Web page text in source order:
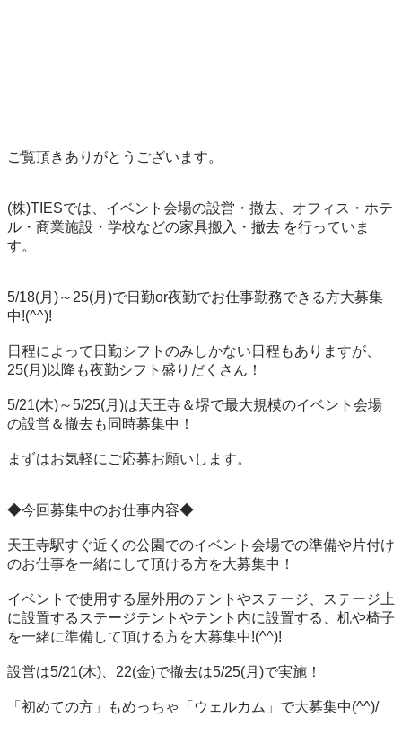
ご覧頂きありがとうございます。
(株)TIESでは、イベント会場の設営・撤去、オフィス・ホテ
ル・商業施設・学校などの家具搬入・撤去 を行っていま
す。
5/18(月)～25(月)で日勤or夜勤でお仕事勤務できる方大募集
中!(^^)!
日程によって日勤シフトのみしかない日程もありますが、
25(月)以降も夜勤シフト盛りだくさん！
5/21(木)～5/25(月)は天王寺＆堺で最大規模のイベント会場
の設営＆撤去も同時募集中！
まずはお気軽にご応募お願いします。
◆今回募集中のお仕事内容◆
天王寺駅すぐ近くの公園でのイベント会場での準備や片付け
のお仕事を一緒にして頂ける方を大募集中！
イベントで使用する屋外用のテントやステージ、ステージ上
に設置するステージテントやテント内に設置する、机や椅子
を一緒に準備して頂ける方を大募集中!(^^)!
設営は5/21(木)、22(金)で撤去は5/25(月)で実施！
「初めての方」もめっちゃ「ウェルカム」で大募集中(^^)/